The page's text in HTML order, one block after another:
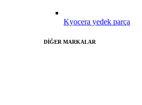
Kyocera yedek parça
DİĞER MARKALAR